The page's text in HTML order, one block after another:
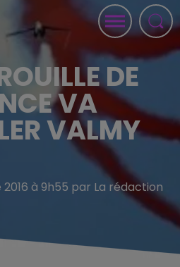
DE
VA
VALMY
à 9h55 par La rédaction